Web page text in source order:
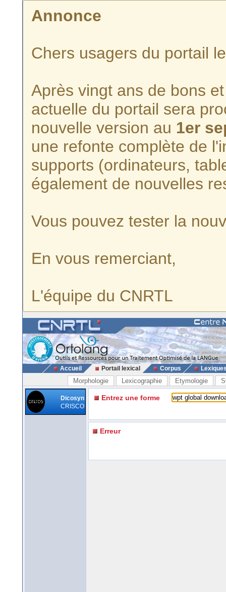
Annonce
Chers usagers du portail
Après vingt ans de bons
actuelle du portail sera
nouvelle version au 1er
une refonte complète de
supports (ordinateurs,
également de nouvelles
Vous pouvez tester la
En vous remerciant,
L'équipe du CNRTL
Accueil Portail lexical Corpus
Morphologie Lexicographie Etymologie
Dicosyn
CRISCO
Entrez une forme
Erreur